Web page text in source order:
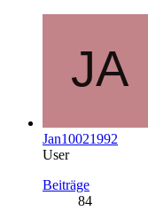
Jan10021992
User
Beiträge
84